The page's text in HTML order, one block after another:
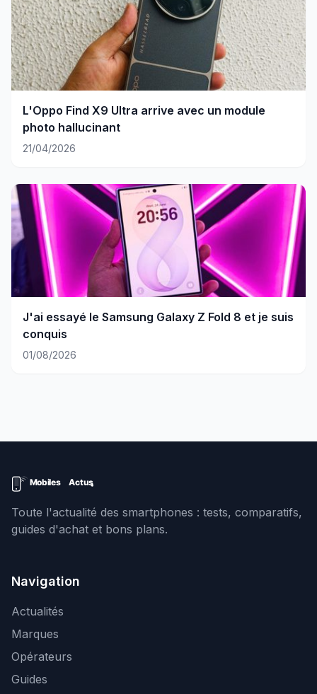
L'Oppo Find X9 Ultra arrive avec un module
photo hallucinant
21/04/2026
J'ai essayé le Samsung Galaxy Z Fold 8 et je suis
conquis
01/08/2026
Toute l'actualité des smartphones : tests, comparatifs,
guides d'achat et bons plans.
Navigation
Actualités
Marques
Opérateurs
Guides